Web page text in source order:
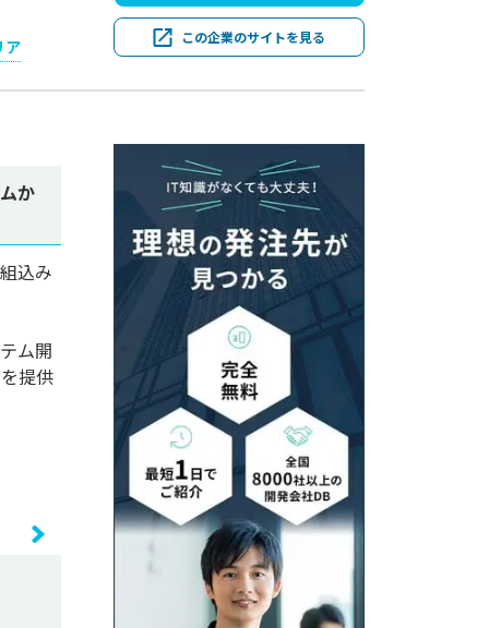
ア この企業のサイトを見る
か
込み
ム開
提供